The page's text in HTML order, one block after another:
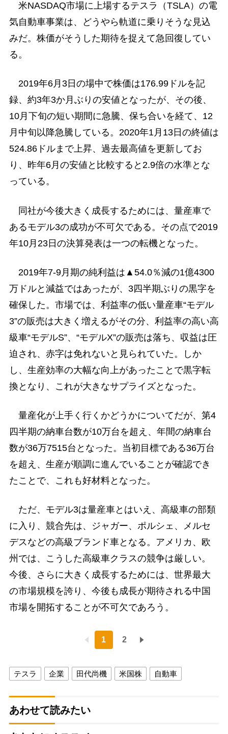
米NASDAQ市場に上場するテスラ（TSLA）の電
気自動車事業は、どうやら軌道に乗りそうな見込
みだ。株価がそうした期待を捉えて急回復してい
る。
2019年6月3日の場中で株価は176.99ドルを記
録、約3年3か月ぶりの安値となったが、その後、
10月下旬の短い期間に急騰、保ち合いを経て、12
月中旬以降急騰している。2020年1月13日の終値は
524.86ドルまで上昇、過去最高値を更新してお
り、昨年6月の安値と比較すると2.9倍の水準とな
っている。
同社が今後大きく成長するためには、量産車で
あるモデル3の成功が不可欠である。その点で2019
年10月23日の決算発表は一つの転機となった。
2019年7-9月期の純利益は▲54.0％減の1億4300
万ドルと減益ではあったが、3四半期ぶりの黒字を
確保した。市場では、利益率の低い量産車“モデル
3”の販売は大きく増えるがその分、利益率の高い高
級車“モデルS”、“モデルX”の販売は落ち、収益は圧
迫され、赤字は免れないと見られていた。しか
し、生産効率の大幅な向上があったことで黒字転
換となり、これが大きなサプライズとなった。
量産化が上手く行くかどうかについてだが、第4
四半期の納車台数が10万台を超え、年間の納車台
数が36万7515台となった。当初目標である36万台
を超え、生産が順調に進んでいることが確認でき
たことで、これも好材料となった。
ただ、モデル3は量産車とはいえ、高級車の部類
に入り、競合先は、ジャガー、ポルシェ、メルセ
デスなどの高級ブランド車となる。アメリカ、欧
州では、こうした高級車クラスの競争は厳しい。
今後、さらに大きく成長するためには、世界最大
の市場規模を誇り、今後も成長が期待される中国
市場を開拓することが不可欠であろう。
1 2
テスラ 企業 田代尚機 米国株 自動車
あわせて読みたい